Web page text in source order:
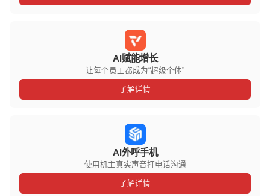
AI赋能增长
让每个员工都成为“超级个体”
了解详情
AI外呼手机
使用机主真实声音打电话沟通
了解详情